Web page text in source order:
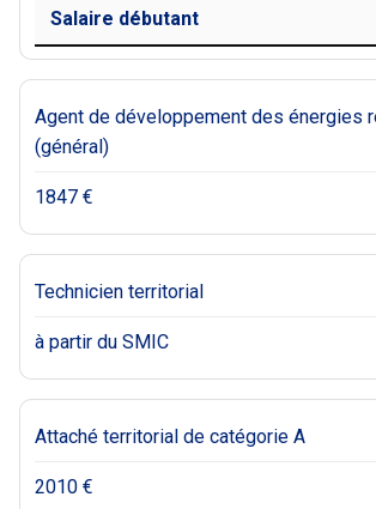
Salaire débutant
Agent de développement des énergies
(général)
1847 €
Technicien territorial
à partir du SMIC
Attaché territorial de catégorie A
2010 €